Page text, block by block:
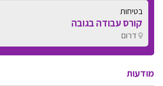
בטיחות
קורס עבודה בגובה
דרום
מודעות